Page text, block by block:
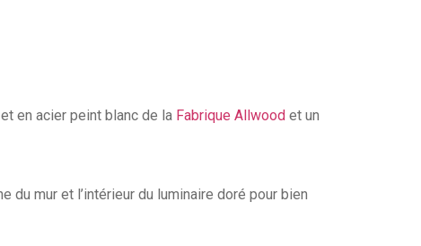
en acier peint blanc de la Fabrique Allwood et un
du mur et l’intérieur du luminaire doré pour bien